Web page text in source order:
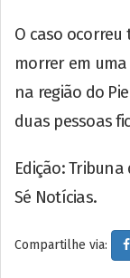
O caso ocorreu
morrer em
na região do
duas pessoas
Edição:
Sé Notícias.
Compartilhe via: